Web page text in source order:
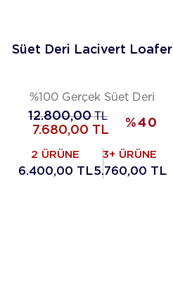
Süet Deri Lacivert Loafer
%100 Gerçek Süet Deri
12.800,00TL
7.680,00 TL
%40
2 ÜRÜNE
6.400,00 TL
3+ ÜRÜNE
5.760,00 TL